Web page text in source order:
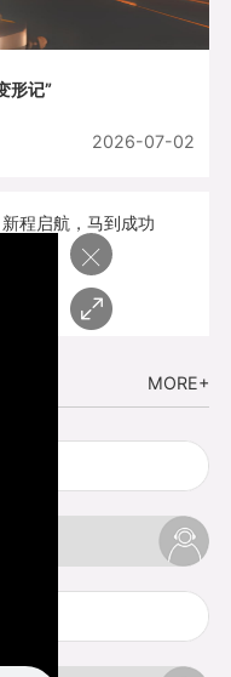
形记”
2026-07-02
程启航，马到成功
MORE+
×